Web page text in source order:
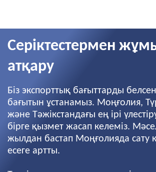
Серіктестермен
атқару
Біз экспорттық бағыттарды
бағытын ұстанамыз. Моңғолия,
және Тәжікстандағы ең ірі
бірге қызмет жасап келеміз.
жылдан бастап Моңғолияда сату
есеге артты.